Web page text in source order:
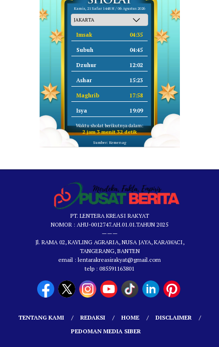
Kamis, 21 Safar 1448 H / 06 Agustus 2026
Imsak 04:35
Subuh 04:45
Dzuhur 12:02
Ashar 15:23
Maghrib 17:58
Isya 19:09
Waktu sholat berikutnya dalam:
2 jam 3 menit 30 detik
Sumber: Kemenag
PT. LENTERA KREASI RAKYAT
NOMOR : AHU-0012747.AH.01.01.TAHUN 2025
———
Jl. RAMA 02, KAVLING AGRARIA, NUSA JAYA, KARAWACI,
TANGERANG, BANTEN
email : lentarakreasirakyat@gmail.com
telp : 085591163801
TENTANG KAMI REDAKSI HOME
DISCLAIMER
PEDOMAN MEDIA SIBER